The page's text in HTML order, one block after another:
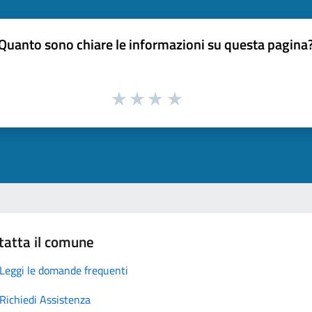
sono chiare le informazioni su questa
il comune
Leggi le domande frequenti
Richiedi Assistenza